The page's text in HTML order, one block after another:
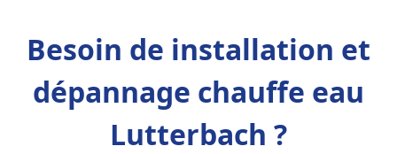
Besoin de installation et
dépannage chauffe eau
Lutterbach ?